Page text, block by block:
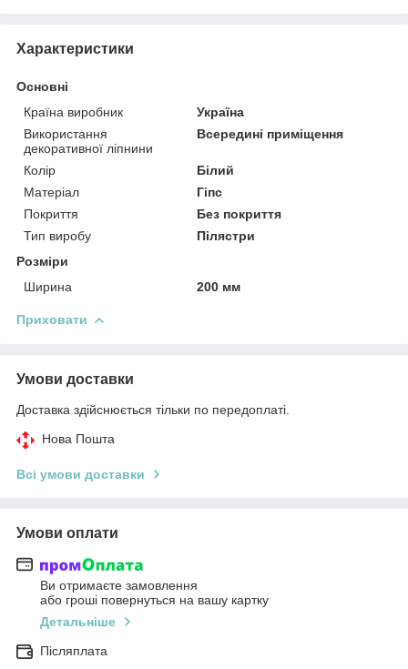
Характеристики
Основні
Країна виробник
Україна
Використання
декоративної ліпнини
Всередині приміщення
Колір
Білий
Матеріал
Гіпс
Покриття
Без покриття
Тип виробу
Пілястри
Розміри
Ширина
200 мм
Приховати
Умови доставки
Доставка здійснюється тільки по передоплаті.
Нова Пошта
Всі умови доставки
Умови оплати
Ви отримаєте замовлення
або гроші повернуться на вашу картку
Детальніше
Післяплата